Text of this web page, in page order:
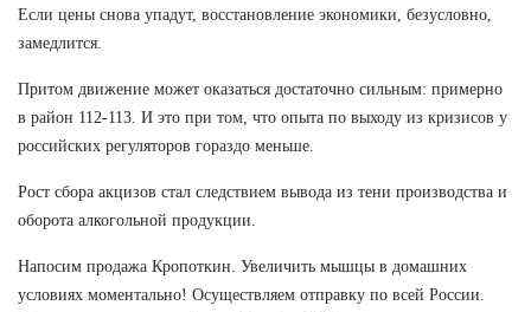
Если цены снова упадут, восстановление экономики, безусловно,
замедлится.
Притом движение может оказаться достаточно сильным: примерно
в район 112-113. И это при том, что опыта по выходу из кризисов у
российских регуляторов гораздо меньше.
Рост сбора акцизов стал следствием вывода из тени производства и
оборота алкогольной продукции.
Напосим продажа Кропоткин. Увеличить мышцы в домашних
условиях моментально! Осуществляем отправку по всей России.